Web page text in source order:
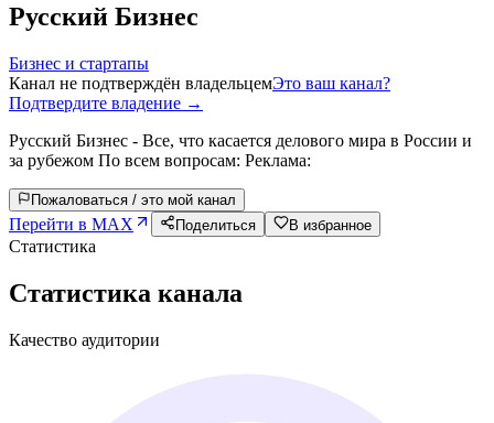
Русский Бизнес
Бизнес и стартапы
Канал не подтверждён владельцемЭто ваш канал?
Подтвердите владение →
Русский Бизнес - Все, что касается делового мира в России и
за рубежом По всем вопросам: Реклама:
Пожаловаться / это мой канал
Перейти в MAX Поделиться В избранное
Статистика
Статистика канала
Качество аудитории